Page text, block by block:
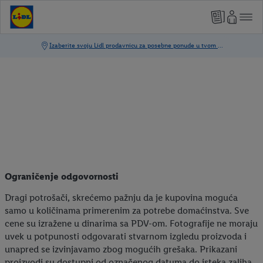
Ograničenje odgovornosti
Dragi potrošači, skrećemo pažnju da je kupovina moguća
samo u količinama primerenim za potrebe domaćinstva. Sve
cene su izražene u dinarima sa PDV-om. Fotografije ne moraju
uvek u potpunosti odgovarati stvarnom izgledu proizvoda i
unapred se izvinjavamo zbog mogućih grešaka. Prikazani